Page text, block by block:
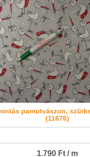
pamutvászon,
(11676)
1.790 Ft / m